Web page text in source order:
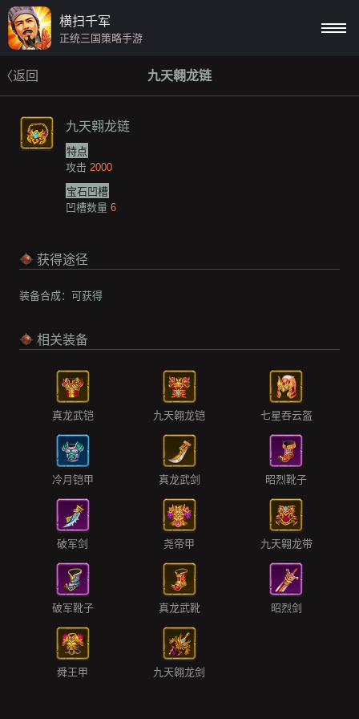
横扫千军
正统三国策略手游
〈返回 九天翱龙链
九天翱龙链
特点
攻击 2000
宝石凹槽
凹槽数量 6
获得途径
装备合成： 可获得
相关装备
真龙武铠 九天翱龙铠 七星吞云盔
冷月铠甲 真龙武剑 昭烈靴子
破军剑 尧帝甲 九天翱龙带
破军靴子 真龙武靴 昭烈剑
舜王甲 九天翱龙剑